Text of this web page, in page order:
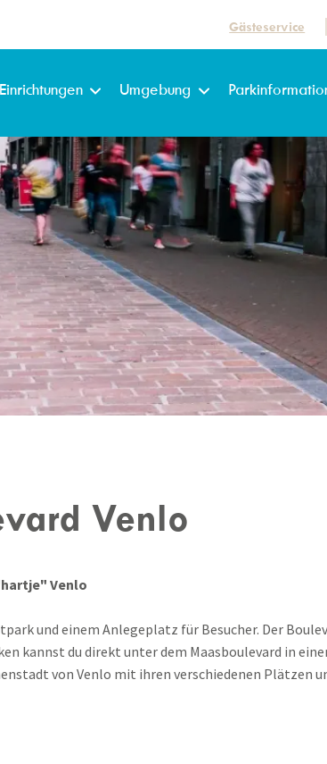
Gästeservice
Einrichtungen Umgebung
Venlo
Venlo
und einem Anlegeplatz für Besucher. Der
kannst du direkt unter dem Maasboulevard in
von Venlo mit ihren verschiedenen Plätzen